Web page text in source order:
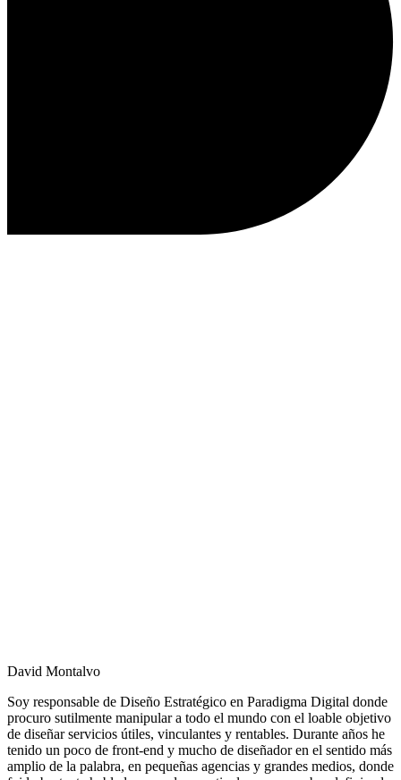
David Montalvo
Soy responsable de Diseño Estratégico en Paradigma Digital donde
procuro sutilmente manipular a todo el mundo con el loable objetivo
de diseñar servicios útiles, vinculantes y rentables. Durante años he
tenido un poco de front-end y mucho de diseñador en el sentido más
amplio de la palabra, en pequeñas agencias y grandes medios, donde